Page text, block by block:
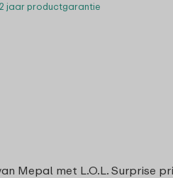
2 jaar productgarantie
Mepal met L.O.L. Surprise